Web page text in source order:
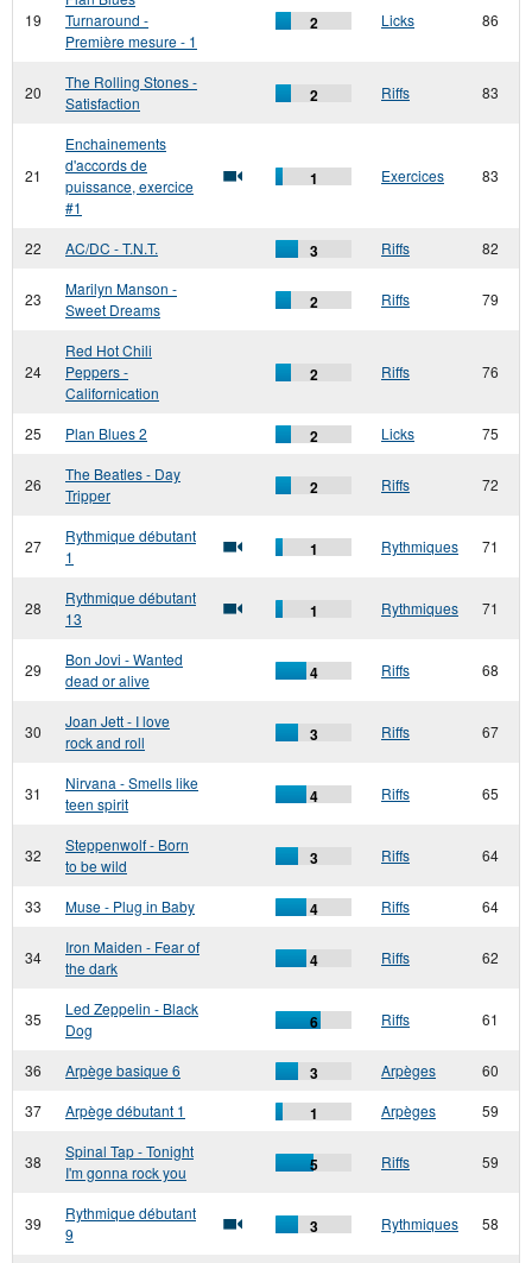
19
Turnaround -
Première mesure - 1
2 Licks 86
20
The Rolling Stones -
Satisfaction
2 Riffs 83
21
Enchainements
d'accords de
puissance, exercice
#1
1 Exercices 83
22 AC/DC - T.N.T. 3 Riffs 82
23
Marilyn Manson -
Sweet Dreams
2 Riffs 79
24
Red Hot Chili
Peppers -
Californication
2 Riffs 76
25 Plan Blues 2 2 Licks 75
26
The Beatles - Day
Tripper
2 Riffs 72
27
Rythmique débutant
1
1 Rythmiques 71
28
Rythmique débutant
13
1 Rythmiques 71
29
Bon Jovi - Wanted
dead or alive
4 Riffs 68
30
Joan Jett - I love
rock and roll
3 Riffs 67
31
Nirvana - Smells like
teen spirit
4 Riffs 65
32
Steppenwolf - Born
to be wild
3 Riffs 64
33 Muse - Plug in Baby 4 Riffs 64
34
Iron Maiden - Fear of
the dark
4 Riffs 62
35
Led Zeppelin - Black
Dog
6 Riffs 61
36 Arpège basique 6 3 Arpèges
60
37
Arpège débutant 1 1 Arpèges 59
38
Spinal Tap - Tonight
I'm gonna rock you
5 Riffs 59
39
Rythmique débutant
9
3 Rythmiques 58